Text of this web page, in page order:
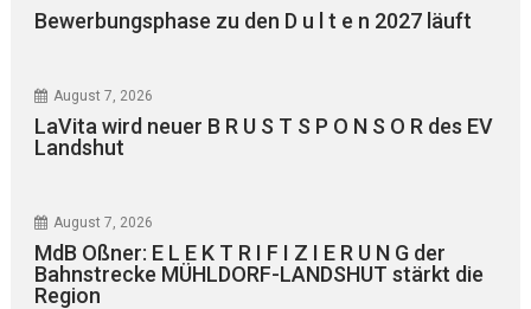
Bewerbungsphase zu den D u l t e n 2027 läuft
August 7, 2026
LaVita wird neuer B R U S T S P O N S O R des EV
Landshut
August 7, 2026
MdB Oßner: E L E K T R I F I Z I E R U N G der
Bahnstrecke MÜHLDORF-LANDSHUT stärkt die
Region